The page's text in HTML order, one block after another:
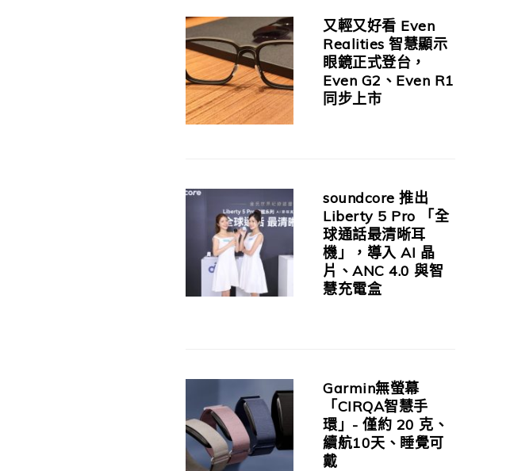
又輕又好看 Even
Realities 智慧顯示
眼鏡正式登台，
Even G2、Even R1
同步上市
soundcore 推出
Liberty 5 Pro 「全
球通話最清晰耳
機」，導入 AI 晶
片、ANC 4.0 與智
慧充電盒
Garmin無螢幕
「CIRQA智慧手
環」- 僅約 20 克、
續航10天、睡覺可
戴